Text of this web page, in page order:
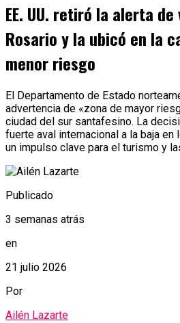
EE. UU. retiró la alerta
Rosario y la ubicó en la
menor riesgo
El Departamento de Estado
advertencia de «zona de mayor
ciudad del sur santafesino. La
fuerte aval internacional a la baja
un impulso clave para el turismo y
Publicado
3 semanas atrás
en
21 julio 2026
Por
Ailén Lazarte